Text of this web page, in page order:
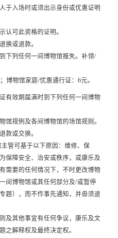
于入场时或须出示身份或优惠证明
认可此资格的证明。
换或退款。
下列任何一间博物馆报失。补领/
物馆家庭/优惠通行证：6元。
有效期届满时到下列任何一间博物
馆规例及各间博物馆的场馆规则。
款或交换。
管可基于以下原因：维修、保
保障安全、治安或秩序，或康乐及
需要的任何情况下，不时更改博物
间博物馆或其任何部分及/或暂停
题），而不作事先通知，并毋须退
及其他事宜有任何争议，康乐及文
之解释权及最终决定权。